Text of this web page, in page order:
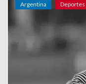
Argentina Deportes